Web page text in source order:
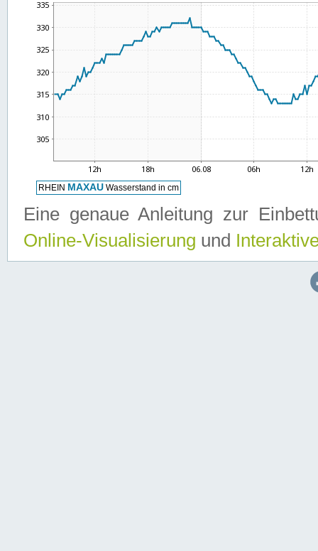
Eine genaue Anleitung zur
Online-Visualisierung und